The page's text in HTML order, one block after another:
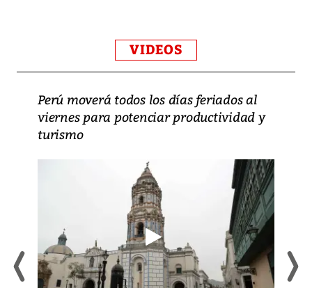
VIDEOS
Perú moverá todos los días feriados al
viernes para potenciar productividad y
turismo